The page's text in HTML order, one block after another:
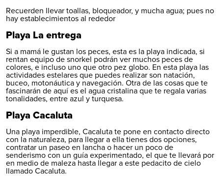
Recuerden llevar toallas, bloqueador, y mucha agua; pues no
hay establecimientos al rededor
Playa La entrega
Si a mamá le gustan los peces, esta es la playa indicada, si
rentan equipo de snorkel podrán ver muchos peces de
colores, e incluso uno que otro pez globo. En esta playa las
actividades estelares que puedes realizar son natación,
buceo, motonáutica y navegación. Otra de las cosas que te
fascinarán de aquí es el agua cristalina que te regala varias
tonalidades, entre azul y turquesa.
Playa Cacaluta
Una playa imperdible, Cacaluta te pone en contacto directo
con la naturaleza, para llegar a ella tienes dos opciones,
contratar un paseo en lancha o hacer un poco de
senderismo con un guía experimentado, el que te llevará por
en medio de maleza hasta llegar a este pedacito de cielo
llamado Cacaluta.